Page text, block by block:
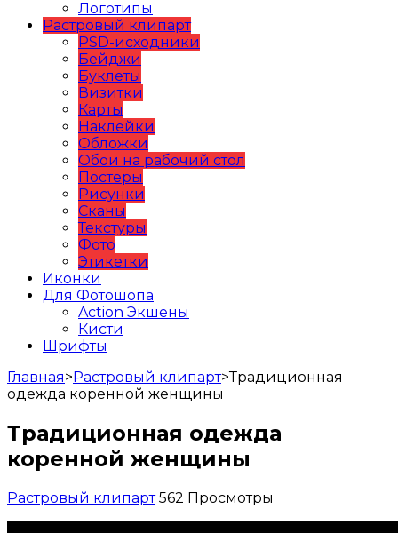
Логотипы
Растровый клипарт
PSD-исходники
Бейджи
Буклеты
Визитки
Карты
Наклейки
Обложки
Обои на рабочий стол
Постеры
Рисунки
Сканы
Текстуры
Фото
Этикетки
Иконки
Для Фотошопа
Action Экшены
Кисти
Шрифты
Главная>Растровый клипарт>Традиционная
одежда коренной женщины
Традиционная одежда
коренной женщины
Растровый клипарт 562 Просмотры